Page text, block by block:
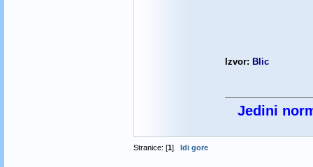
Izvor: Blic
Jedini
Stranice: [1] Idi gore